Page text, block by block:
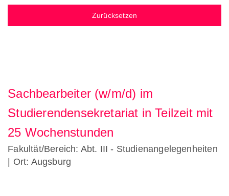
Zurücksetzen
Sachbearbeiter (w/m/d) im
Studierendensekretariat in Teilzeit mit
25 Wochenstunden
Fakultät/Bereich: Abt. III - Studienangelegenheiten
| Ort: Augsburg